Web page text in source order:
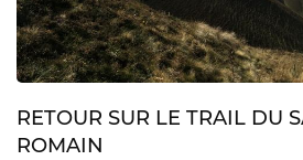
RETOUR SUR LE TRAIL DU
ROMAIN